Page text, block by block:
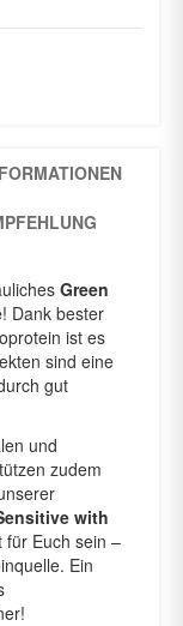
Green
! Dank bester
ist es
sind eine
gut
und
zudem
with
für Euch sein –
Ein